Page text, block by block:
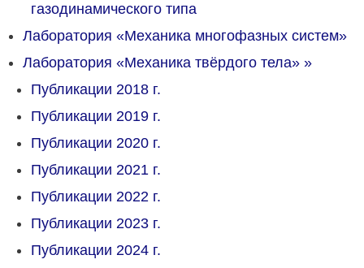
газодинамического типа
Лаборатория «Механика многофазных систем»
Лаборатория «Механика твёрдого тела» »
Публикации 2018 г.
Публикации 2019 г.
Публикации 2020 г.
Публикации 2021 г.
Публикации 2022 г.
Публикации 2023 г.
Публикации 2024 г.